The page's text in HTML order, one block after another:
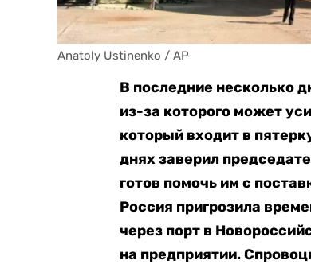
Anatoly Ustinenko / AP
В последние несколько
из-за которого может
который входит в
днях заверил
готов помочь им с
Россия пригрозила
через порт в
на предприятии.